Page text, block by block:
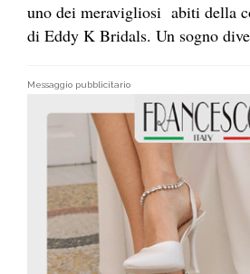
uno dei meravigliosi abiti della
di Eddy K Bridals. Un sogno
Messaggio pubblicitario